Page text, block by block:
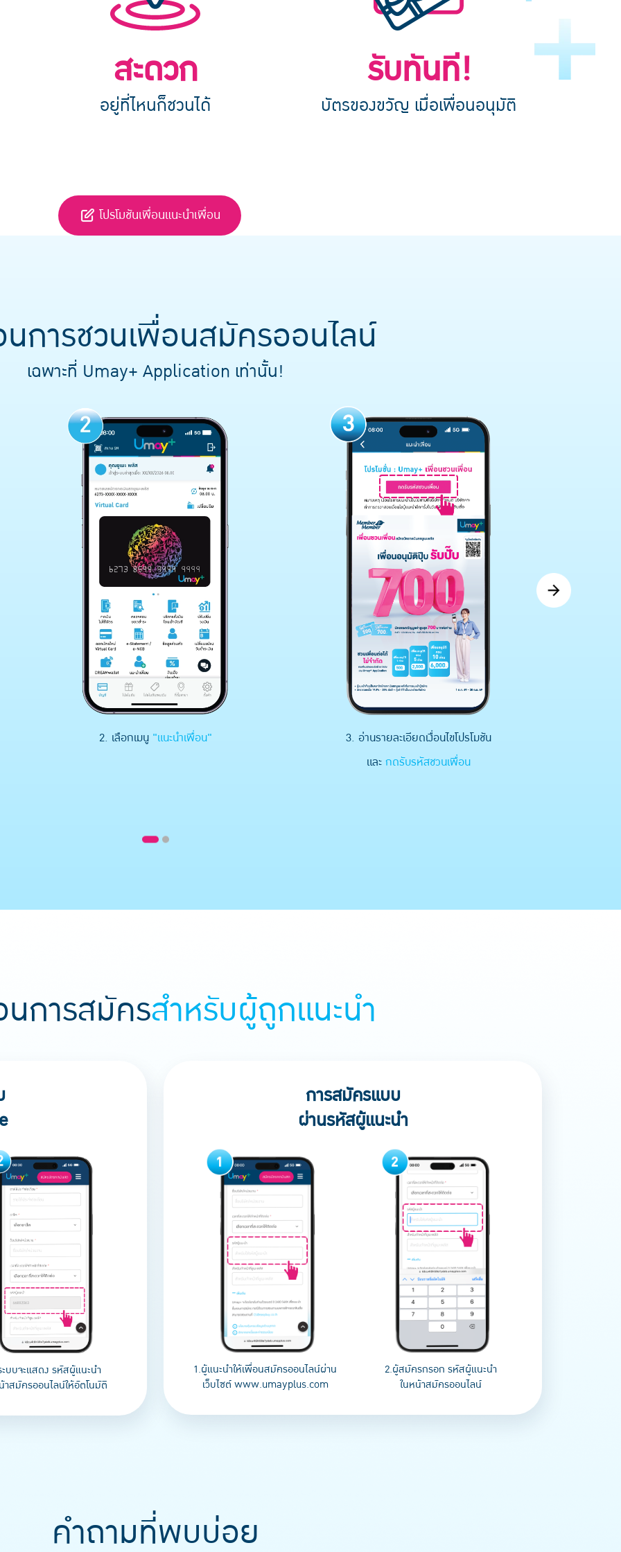
สะดวก
อยู่ที่ไหนก็ชวนได้
รับทันที!
บัตรของขวัญ เมื่อเพื่อนอนุมัติ
โปรโมชันเพื่อนแนะนำเพื่อน
การชวนเพื่อนสมัครออนไลน์
เฉพาะที่ Umay+ Application เท่านั้น!
2. เลือกเมนู "แนะนำเพื่อน"
3. อ่านรายละเอียดเงื่อนไขโปรโมชัน
และกดรับรหัสชวนเพื่อน
การสมัครสำหรับผู้ถูกแนะนำ
บบจะแสดง รหัสผู้แนะนำ
าสมัครออนไลน์ให้อัตโนมัติ
การสมัครแบบ
ผ่านรหัสผู้แนะนำ
1.ผู้แนะนำให้เพื่อนสมัครออนไลน์ผ่าน
เว็บไซต์ www.umayplus.com
2.ผู้สมัครกรอก รหัสผู้แนะนำ
ในหน้าสมัครออนไลน์
คำถามที่พบบ่อย